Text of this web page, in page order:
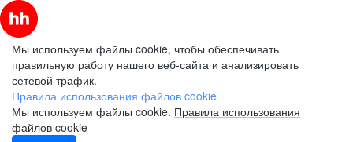
Мы используем файлы cookie, чтобы обеспечивать
правильную работу нашего веб-сайта и анализировать
сетевой трафик.
Правила использования файлов cookie
Мы используем файлы cookie. Правила использования
файлов cookie